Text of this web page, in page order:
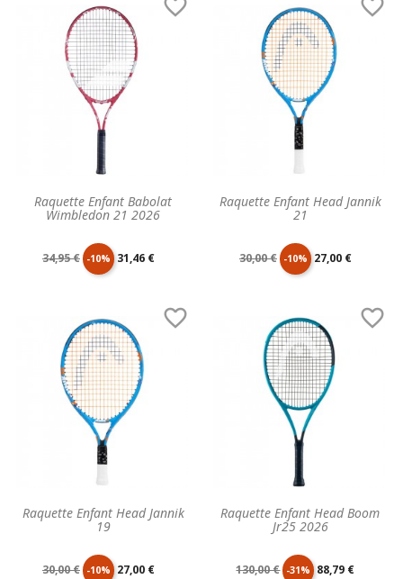
base base
Raquette Enfant Babolat
Wimbledon 21 2026

Prix
base
34,95 € -10% Prix
31,46 €
Raquette Enfant Head Jannik
21

Prix
base
30,00 € -10% Prix
27,00 €
Raquette Enfant Head Jannik
19

Prix
30,00 € -10% Prix
27,00 €
Raquette Enfant Head Boom
Jr25 2026

Prix
130,00 € -31% Prix
88,79 €